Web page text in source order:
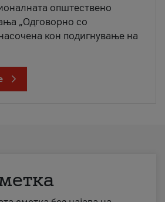
општествено
„Одговорно со
кон подигнување на